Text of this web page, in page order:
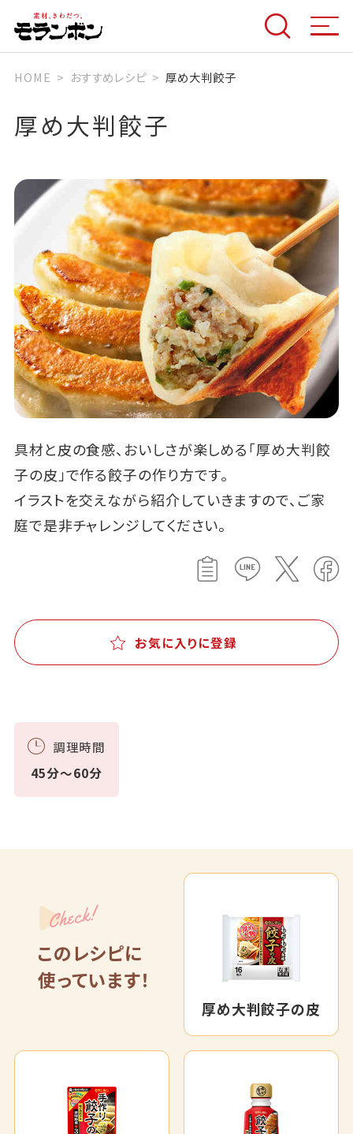
HOME おすすめレシピ 厚め大判餃子
厚め大判餃子
具材と皮の食感、おいしさが楽しめる「厚め大判餃
子の皮」で作る餃子の作り方です。
イラストを交えながら紹介していきますので、ご家
庭で是非チャレンジしてください。
お気に入りに登録
調理時間
45分～60分
Check!
このレシピに
使っています！
厚め大判餃子の皮